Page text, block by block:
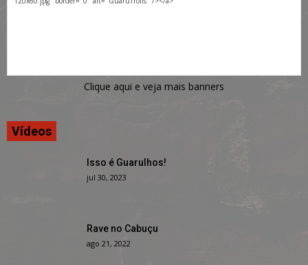
Clique aqui e veja mais banners
Vídeos
Isso é Guarulhos!
jul 30, 2023
Rave no Cabuçu
ago 21, 2022